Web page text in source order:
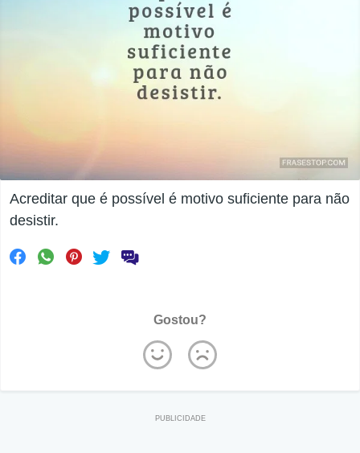
Acreditar que é possível é motivo suficiente para não
desistir.
Gostou?